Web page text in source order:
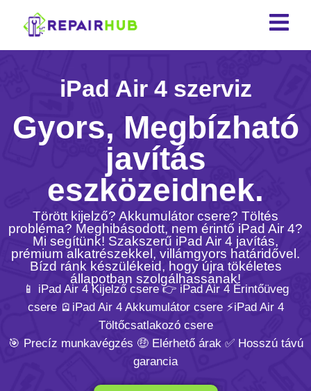
iPad Air 4 szerviz
Gyors, Megbízható
javítás
eszközeidnek.
Törött kijelző? Akkumulátor csere? Töltés
probléma? Meghibásodott, nem érintő iPad Air 4?
Mi segítünk! Szakszerű iPad Air 4 javítás,
prémium alkatrészekkel, villámgyors határidővel.
Bízd ránk készülékeid, hogy újra tökéletes
állapotban szolgálhassanak!
📱 iPad Air 4 Kijelző csere 👉 iPad Air 4 Érintőüveg
csere 🪫iPad Air 4 Akkumulátor csere ⚡️iPad Air 4
Töltőcsatlakozó csere
🎯 Precíz munkavégzés 🤑 Elérhető árak ✅ Hosszú távú
garancia